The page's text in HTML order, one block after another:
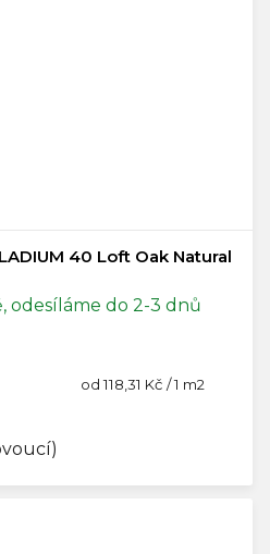
40 Loft Oak Natural
odesíláme do 2-3 dnů
Měrná
od 118,31 Kč / 1 m2